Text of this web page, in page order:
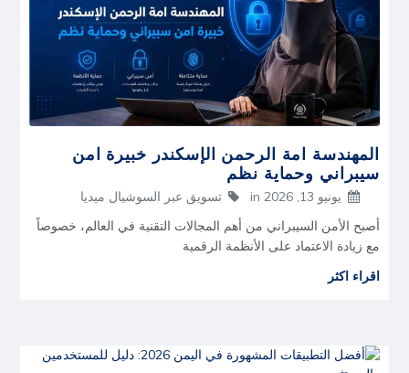
المهندسة امة الرحمن الإسكندر خبيرة امن
سيبراني وحماية نظم
يونيو 13, 2026 in
تسويق عبر السوشيال ميديا
أصبح الأمن السيبراني من أهم المجالات التقنية في العالم، خصوصاً
مع زيادة الاعتماد على الأنظمة الرقمية
اقراء اكثر